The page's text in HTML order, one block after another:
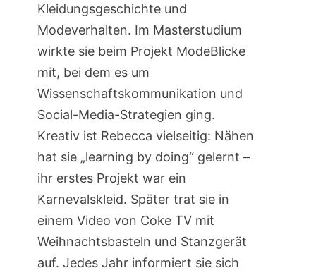
Kleidungsgeschichte und
Modeverhalten. Im Masterstudium
wirkte sie beim Projekt ModeBlicke
mit, bei dem es um
Wissenschaftskommunikation und
Social-Media-Strategien ging.
Kreativ ist Rebecca vielseitig: Nähen
hat sie „learning by doing“ gelernt –
ihr erstes Projekt war ein
Karnevalskleid. Später trat sie in
einem Video von Coke TV mit
Weihnachtsbasteln und Stanzgerät
auf. Jedes Jahr informiert sie sich